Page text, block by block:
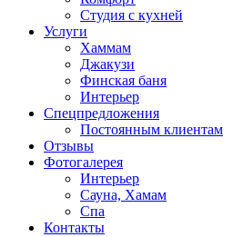
Студия с кухней
Услуги
Хаммам
Джакузи
Финская баня
Интерьер
Спецпредложения
Постоянным клиентам
Отзывы
Фотогалерея
Интерьер
Сауна, Хамам
Спа
Контакты